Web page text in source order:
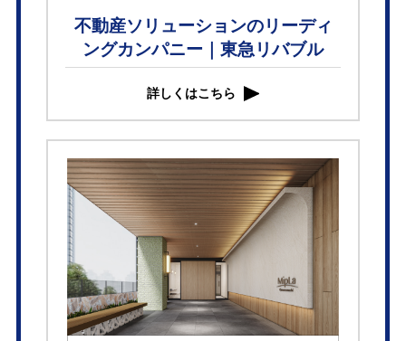
不動産ソリューションのリーディ
ングカンパニー｜東急リバブル
詳しくはこちら